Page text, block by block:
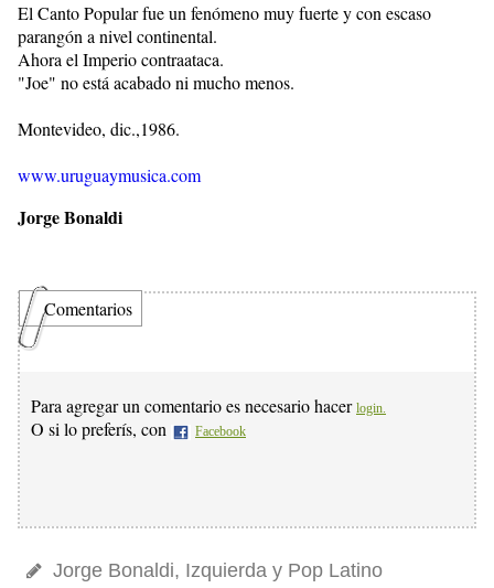
El Canto Popular fue un fenómeno muy fuerte y con escaso
parangón a nivel continental.
Ahora el Imperio contraataca.
"Joe" no está acabado ni mucho menos.
Montevideo, dic.,1986.
www.uruguaymusica.com
Jorge Bonaldi
Comentarios
Para agregar un comentario es necesario hacer login.
O si lo preferís, con Facebook
Jorge Bonaldi, Izquierda y Pop Latino